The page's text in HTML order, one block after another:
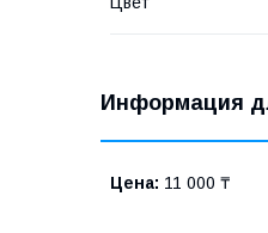
Информация
Цена: 11 000 ₸